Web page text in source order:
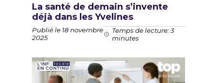
La santé de demain s’invente
déjà dans les Yvelines
Publié le 18 novembre
2025
Temps de lecture: 3
minutes